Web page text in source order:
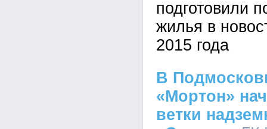
подготовили
жилья в
2015 года
В
«Мортон»
ветки